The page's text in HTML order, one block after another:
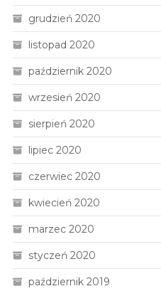
grudzień 2020
listopad 2020
październik 2020
wrzesień 2020
sierpień 2020
lipiec 2020
czerwiec 2020
kwiecień 2020
marzec 2020
styczeń 2020
październik 2019